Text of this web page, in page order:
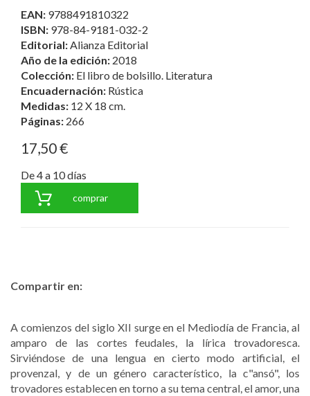
EAN: 9788491810322
ISBN: 978-84-9181-032-2
Editorial:Alianza Editorial
Año de la edición: 2018
Colección: El libro de bolsillo. Literatura
Encuadernación: Rústica
Medidas: 12 X 18 cm.
Páginas: 266
17,50 €
De 4 a 10 días
comprar
Compartir en:
A comienzos del siglo XII surge en el Mediodía de Francia, al
amparo de las cortes feudales, la lírica trovadoresca.
Sirviéndose de una lengua en cierto modo artificial, el
provenzal, y de un género característico, la c"ansó", los
trovadores establecen en torno a su tema central, el amor, una